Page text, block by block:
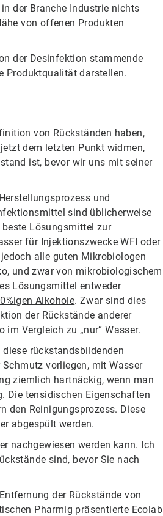
der Branche Industrie nichts
von offenen Produkten
der Desinfektion stammende
Produktqualität darstellen.
von Rückständen haben,
dem letzten Punkt widmen,
ist, bevor wir uns mit seiner
und
sind üblicherweise
Lösungsmittel zur
für InjektionszweckeWFI oder
alle guten Mikrobiologen
und zwar von mikrobiologischem
Lösungsmittel entweder
Alkohole. Zwar sind dies
der Rückstände anderer
Vergleich zu „nur“ Wasser.
rückstandsbildenden
vorliegen, mit Wasser
ziemlich hartnäckig, wenn man
Die tensidischen Eigenschaften
den Reinigungsprozess. Diese
abgespült werden.
nachgewiesen werden kann.​​​​​​​ Ich
sind, bevor Sie nach
der Rückstände von
Pharmig präsentierte Ecolab